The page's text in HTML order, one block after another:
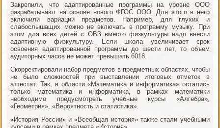
Закрепили, что адаптированные программы на уровне ООО
разрабатывают на основе нового ФГОС ООО. Для этого в него
включили вариации предметов. Например, для глухих и
слабослышащих можно не включать в программу музыку. При
этом для всех детей с ОВЗ вместо физкультуры надо внести
адаптивную физкультуру. Если школа увеличивает срок
освоения адаптированной программы до шести лет, то объем
аудиторных часов не может превышать 6018.
Скорректировали набор предметов в предметных областях, чтобы
не было сложностей при выставлении итоговых отметок в
аттестат. Так, в области «Математика и информатика» остались
только математика и информатика, в рамках математики
необходимо предусмотреть учебные курсы «Алгебра»,
«Геометрия», «Вероятность и статистика».
«История России» и «Всеобщая история» также стали учебными